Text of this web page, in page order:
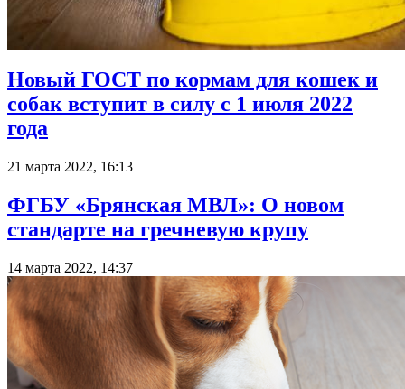
Новый ГОСТ по кормам для кошек и
собак вступит в силу с 1 июля 2022
года
21 марта 2022, 16:13
ФГБУ «Брянская МВЛ»: О новом
стандарте на гречневую крупу
14 марта 2022, 14:37